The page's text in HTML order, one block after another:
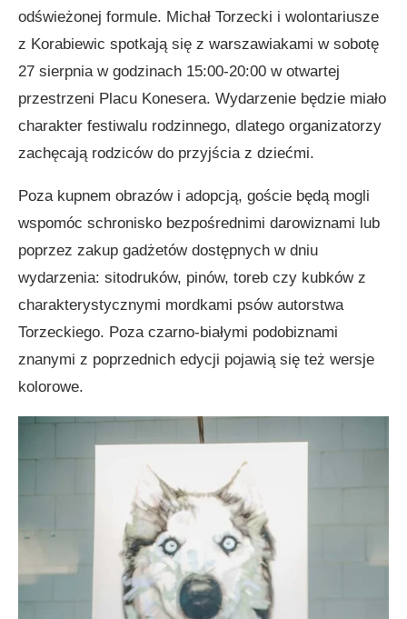
odświeżonej formule. Michał Torzecki i wolontariusze
z Korabiewic spotkają się z warszawiakami w sobotę
27 sierpnia w godzinach 15:00-20:00 w otwartej
przestrzeni Placu Konesera. Wydarzenie będzie miało
charakter festiwalu rodzinnego, dlatego organizatorzy
zachęcają rodziców do przyjścia z dziećmi.
Poza kupnem obrazów i adopcją, goście będą mogli
wspomóc schronisko bezpośrednimi darowiznami lub
poprzez zakup gadżetów dostępnych w dniu
wydarzenia: sitodruków, pinów, toreb czy kubków z
charakterystycznymi mordkami psów autorstwa
Torzeckiego. Poza czarno-białymi podobiznami
znanymi z poprzednich edycji pojawią się też wersje
kolorowe.